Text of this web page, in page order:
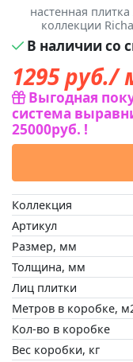
настенная
коллекции
В наличии со
1295руб./
Выгодная
система
25000руб. !
Коллекция
Артикул
Размер, мм
Толщина, мм
Лиц плитки
Метров в коробке,
Кол-во в коробке
Вес коробки, кг